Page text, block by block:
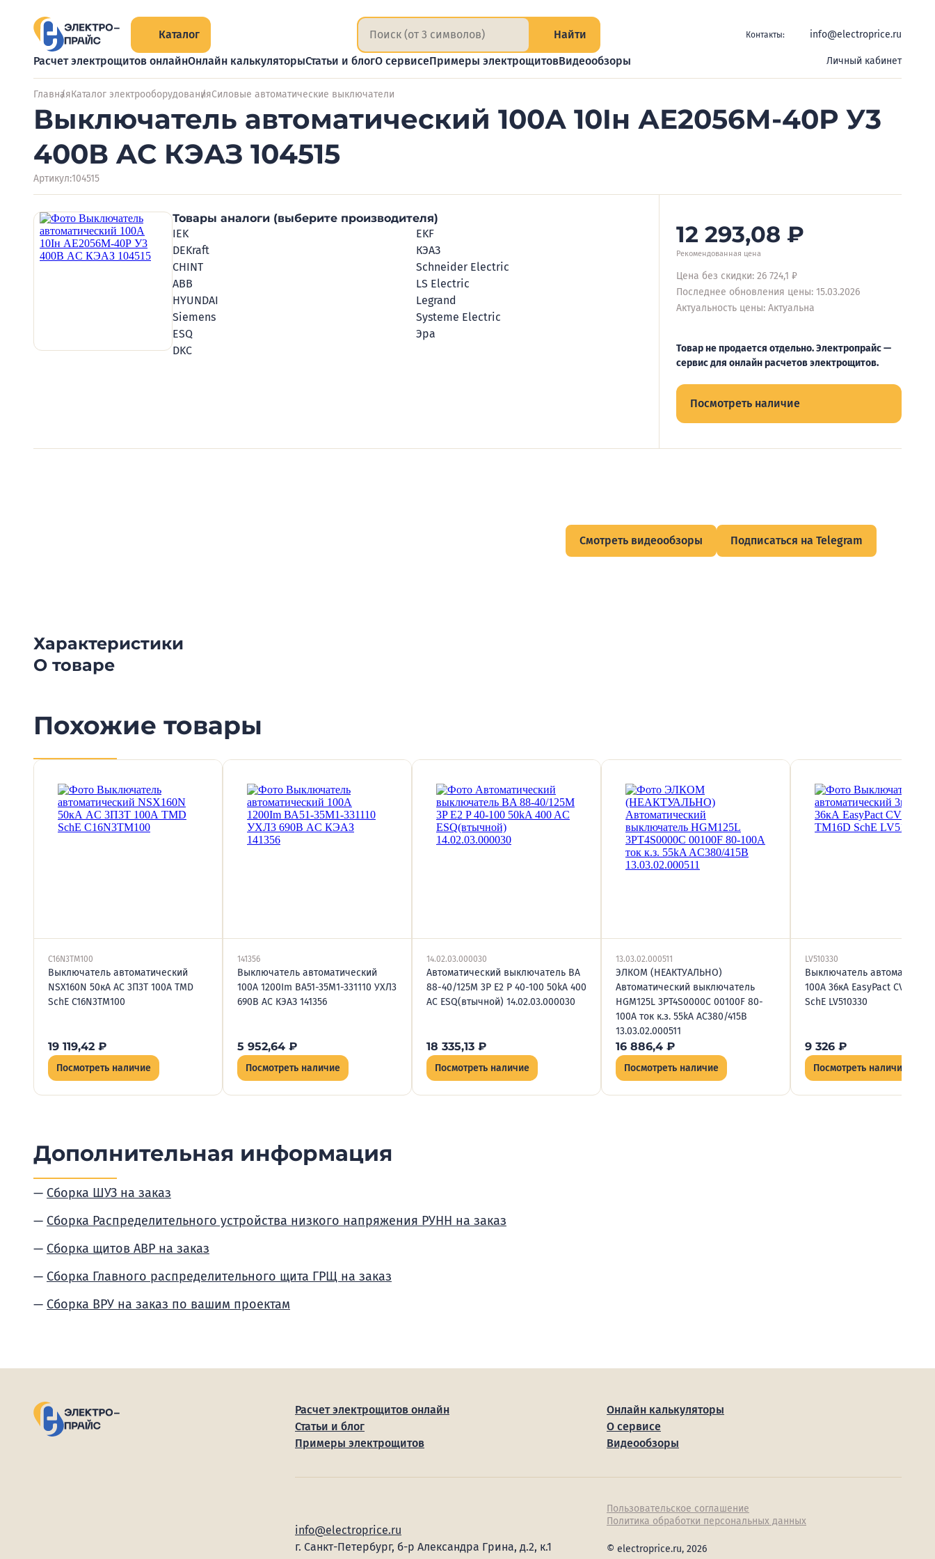
Каталог Найти Контакты: info@electroprice.ru
Расчет электрощитов онлайнОнлайн калькуляторыСтатьи и блогО сервисеПримеры электрощитовВидеообзоры Личный кабинет
ГлавнаяКаталог электрооборудованияСиловые автоматические выключатели
Выключатель автоматический 100А 10Iн АЕ2056М-40Р У3
400В AC КЭАЗ 104515
Артикул:104515
Товары аналоги (выберите производителя)
IEK
EKF
DEKraft
КЭАЗ
CHINT
Schneider Electric
ABB
LS Electric
HYUNDAI
Legrand
Siemens
Systeme Electric
ESQ
Эра
DKC
12 293,08 ₽
Рекомендованная цена
Цена без скидки: 26 724,1 ₽
Последнее обновления цены: 15.03.2026
Актуальность цены: Актуальна
Товар не продается отдельно. Электропрайс —
сервис для онлайн расчетов электрощитов.
Посмотреть наличие
Смотреть видеообзоры Подписаться на Telegram
Характеристики
О товаре
Похожие товары
C16N3TM100
Выключатель автоматический
NSX160N 50кА AC 3П3Т 100А TMD
SchE C16N3TM100
19 119,42 ₽
Посмотреть наличие
141356
Выключатель автоматический
100А 1200Im ВА51-35М1-331110 УХЛ3
690В AC КЭАЗ 141356
5 952,64 ₽
Посмотреть наличие
14.02.03.000030
Автоматический выключатель BA
88-40/125M 3P E2 P 40-100 50kA 400
AC ESQ(втычной) 14.02.03.000030
18 335,13 ₽
Посмотреть наличие
13.03.02.000511
ЭЛКОМ (НЕАКТУАЛЬНО)
Автоматический выключатель
HGM125L 3PT4S0000C 00100F 80-
100A ток к.з. 55kA AC380/415В
13.03.02.000511
16 886,4 ₽
Посмотреть наличие
LV510330
Выключатель
100А 36кА EasyPact CVS100F
SchE LV510330
9 326 ₽
Посмотреть наличие
Дополнительная информация
Сборка ШУЗ на заказ
Сборка Распределительного устройства низкого напряжения РУНН на заказ
Сборка щитов АВР на заказ
Сборка Главного распределительного щита ГРЩ на заказ
Сборка ВРУ на заказ по вашим проектам
Расчет электрощитов онлайн
Онлайн калькуляторы
Статьи и блог
О сервисе
Примеры электрощитов
Видеообзоры
info@electroprice.ru
г. Санкт-Петербург, б-р Александра Грина, д.2, к.1
Пользовательское соглашение
Политика обработки персональных данных
© electroprice.ru, 2026